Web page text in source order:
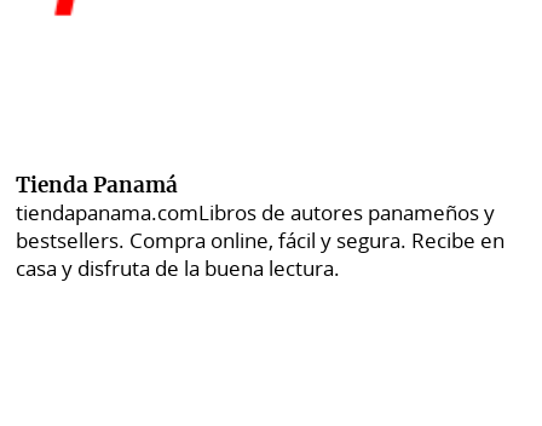
Tienda Panamá
tiendapanama.comLibros de autores panameños y
bestsellers. Compra online, fácil y segura. Recibe en
casa y disfruta de la buena lectura.